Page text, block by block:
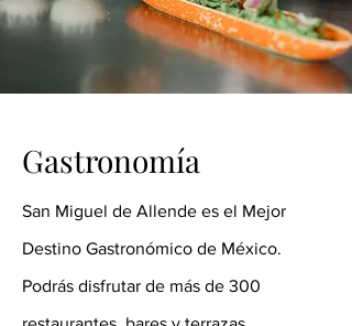
Gastronomía
San Miguel de Allende es el Mejor
Destino Gastronómico de México.
Podrás disfrutar de más de 300